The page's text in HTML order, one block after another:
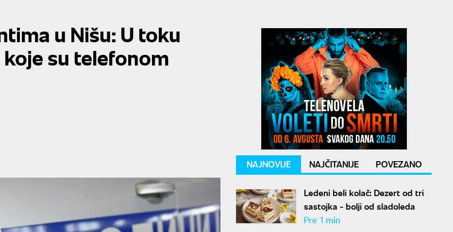
u Nišu: U toku
su telefonom
NAJNOVIJE NAJČITANIJE POVEZANO
Ledeni beli kolač: Dezert od tri
sastojka - bolji od sladoleda
Pre 1 min